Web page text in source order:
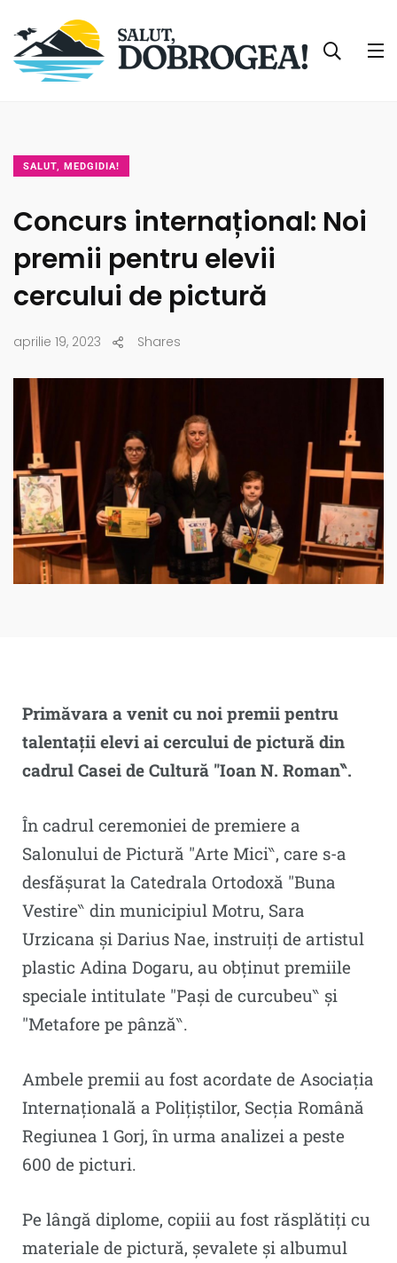
SALUT, MEDGIDIA!
Concurs internațional: Noi
premii pentru elevii
cercului de pictură
aprilie 19, 2023 Shares
Primăvara a venit cu noi premii pentru
talentații elevi ai cercului de pictură din
cadrul Casei de Cultură ″Ioan N. Roman‶.
În cadrul ceremoniei de premiere a
Salonului de Pictură ″Arte Mici‶, care s-a
desfășurat la Catedrala Ortodoxă ″Buna
Vestire‶ din municipiul Motru, Sara
Urzicana și Darius Nae, instruiți de artistul
plastic Adina Dogaru, au obținut premiile
speciale intitulate ″Pași de curcubeu‶ și
″Metafore pe pânză‶.
Ambele premii au fost acordate de Asociația
Internațională a Polițiștilor, Secția Română
Regiunea 1 Gorj, în urma analizei a peste
600 de picturi.
Pe lângă diplome, copiii au fost răsplătiți cu
materiale de pictură, șevalete și albumul